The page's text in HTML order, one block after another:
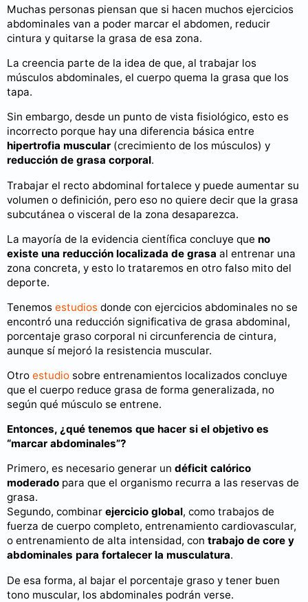
Muchas personas piensan que si hacen muchos ejercicios
abdominales van a poder marcar el abdomen, reducir
cintura y quitarse la grasa de esa zona.
La creencia parte de la idea de que, al trabajar los
músculos abdominales, el cuerpo quema la grasa que los
tapa.
Sin embargo, desde un punto de vista fisiológico, esto es
incorrecto porque hay una diferencia básica entre
hipertrofia muscular (crecimiento de los músculos) y
reducción de grasa corporal.
Trabajar el recto abdominal fortalece y puede aumentar su
volumen o definición, pero eso no quiere decir que la grasa
subcutánea o visceral de la zona desaparezca.
La mayoría de la evidencia científica concluye que no
existe una reducción localizada de grasa al entrenar una
zona concreta, y esto lo trataremos en otro falso mito del
deporte.
Tenemos estudios donde con ejercicios abdominales no se
encontró una reducción significativa de grasa abdominal,
porcentaje graso corporal ni circunferencia de cintura,
aunque sí mejoró la resistencia muscular.
Otro estudio sobre entrenamientos localizados concluye
que el cuerpo reduce grasa de forma generalizada, no
según qué músculo se entrene.
Entonces, ¿qué tenemos que hacer si el objetivo es
“marcar abdominales”?
Primero, es necesario generar un déficit calórico
moderado para que el organismo recurra a las reservas de
grasa.
Segundo, combinar ejercicio global, como trabajos de
fuerza de cuerpo completo, entrenamiento cardiovascular,
o entrenamiento de alta intensidad, con trabajo de core y
abdominales para fortalecer la musculatura.
De esa forma, al bajar el porcentaje graso y tener buen
tono muscular, los abdominales podrán verse.